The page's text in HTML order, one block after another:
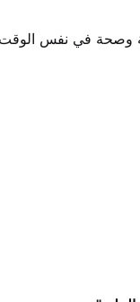
وصحة في نفس